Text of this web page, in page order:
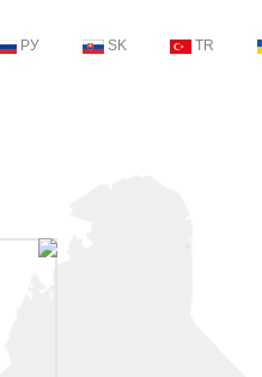
РУ SK TR